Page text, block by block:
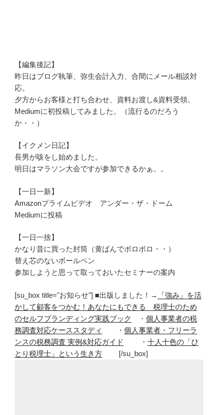
【編集後記】
昨日はブログ執筆、弥生会計入力、合間にメール相談対
応。
夕方からお客様と打ち合わせ、資料お渡し&資料受領。
Mediumに初投稿してみました。（流行るのだろう
か・・）
【イクメン日記】
長男が咳をし始めました。
明日はマラソン大会ですが参加できるかぁ。。
【一日一新】
Amazonプライムビデオ アンダー・ザ・ドーム
Mediumに投稿
【一日一捨】
かなり昔に買った封筒（黄ばんでボロボロ・・）
替え芯のないボールペン
参加しようと思って取っておいたセミナーの案内
[su_box title="お知らせ"] ■出版しました！→
「強み」を活
かして顧客をつかむ！あなたにもできる 税理士のため
のセルフブランディング実践ブック
・ 個人事業者の税
務調査対応ケーススタディ
・ 個人事業者・フリーラ
ンスの税務調査 実例&対応ガイド
・ 十人十色の「ひ
とり税理士」という生き方 [/su_box]